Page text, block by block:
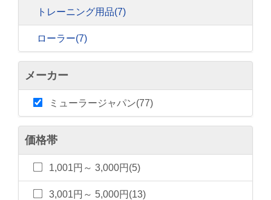
トレーニング用品(7)
ローラー(7)
メーカー
ミューラージャパン(77)
価格帯
1,001円～ 3,000円(5)
3,001円～ 5,000円(13)